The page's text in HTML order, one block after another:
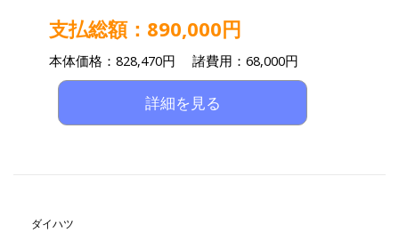
支払総額：890,000円
本体価格：828,470円 諸費用：68,000円
詳細を見る
ダイハツ